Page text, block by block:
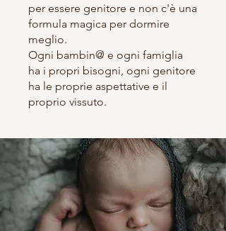
per essere genitore e non c'è una
formula magica per dormire
meglio.
Ogni bambin@ e ogni famiglia
ha i propri bisogni, ogni genitore
ha le proprie aspettative e il
proprio vissuto.